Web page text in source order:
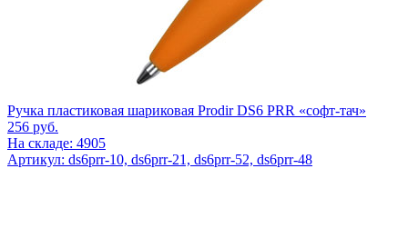
Ручка пластиковая шариковая Prodir DS6 PRR «софт-тач»
256 руб.
На складе: 4905
Артикул: ds6prr-10, ds6prr-21, ds6prr-52, ds6prr-48